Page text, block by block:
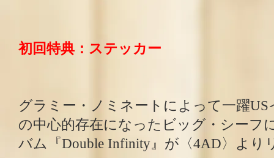
初回特典：ステッカー
グラミー・ノミネートによって一躍
の中心的存在になったビッグ・シーフ
バム『Double Infinity』が〈4AD〉より